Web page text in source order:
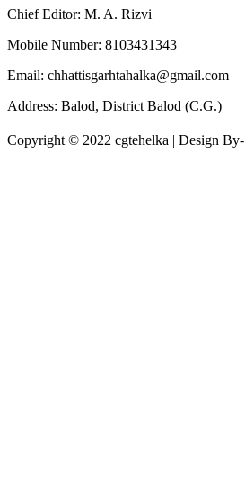
Chief Editor: M. A. Rizvi
Mobile Number: 8103431343
Email: chhattisgarhtahalka@gmail.com
Address: Balod, District Balod (C.G.)
Copyright © 2022 cgtehelka | Design By-